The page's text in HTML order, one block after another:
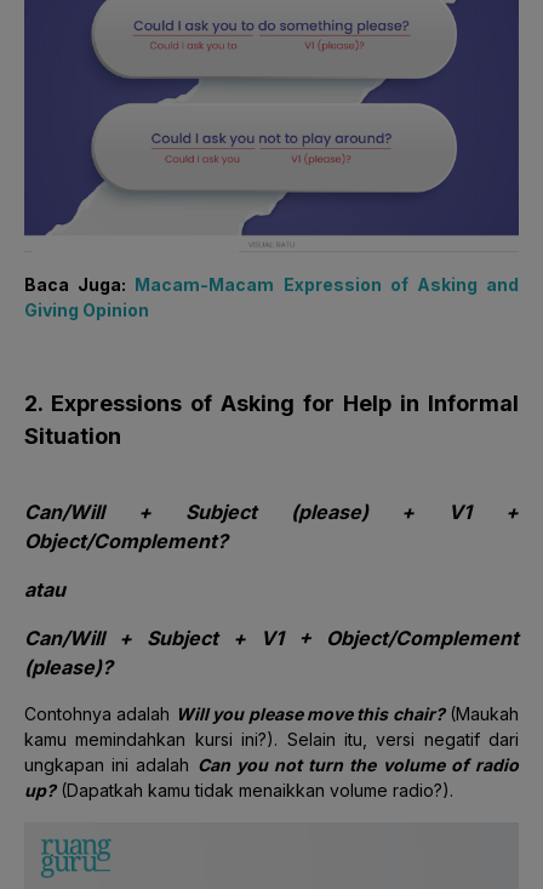
Baca Juga: Macam-Macam Expression of Asking and
Giving Opinion
2. Expressions of Asking for Help in Informal
Situation
Can/Will +Subject(please) + V1 +
Object/Complement?
atau
Can/Will + Subject + V1 + Object/Complement
(please)?
Contohnya adalah Will you please move this chair? (Maukah
kamu memindahkan kursi ini?). Selain itu, versi negatif dari
ungkapan ini adalah Can you not turn the volume of radio
up?(Dapatkah kamu tidak menaikkan volume radio?).